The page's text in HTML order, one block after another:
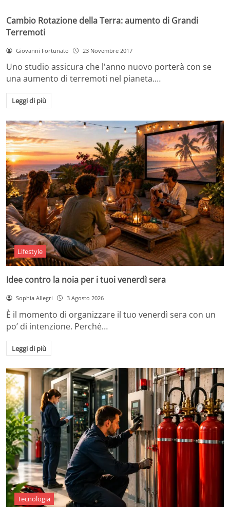
Cambio Rotazione della Terra: aumento di Grandi
Terremoti
Giovanni Fortunato 23 Novembre 2017
Uno studio assicura che l'anno nuovo porterà con se
una aumento di terremoti nel pianeta.…
Leggi di più
Lifestyle
Idee contro la noia per i tuoi venerdì sera
Sophia Allegri 3 Agosto 2026
È il momento di organizzare il tuo venerdì sera con un
po’ di intenzione. Perché…
Leggi di più
Tecnologia